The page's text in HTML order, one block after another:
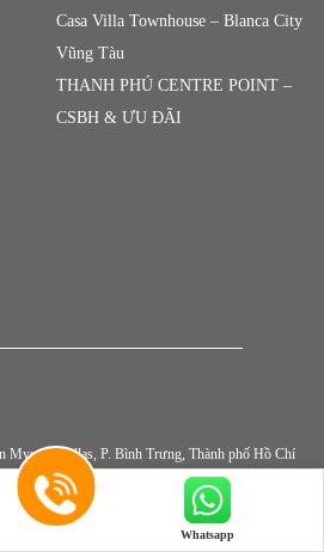
Casa Villa Townhouse – Blanca City
Vũng Tàu
THANH PHÚ CENTRE POINT –
CSBH & ƯU ĐÃI
Mystery Villas, P. Bình Trưng, Thành phố Hồ Chí
Whatsapp